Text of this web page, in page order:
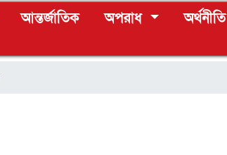
আন্তর্জাতিক অপরাধ অর্থনীতি